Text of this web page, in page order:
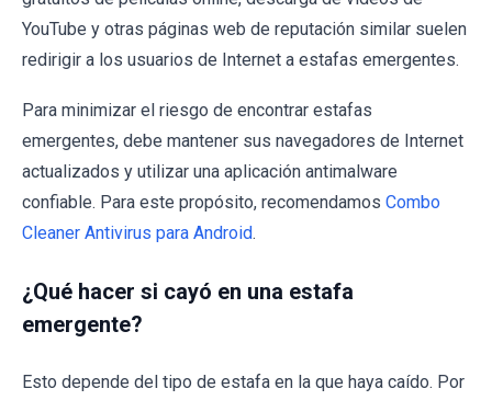
YouTube y otras páginas web de reputación similar suelen
redirigir a los usuarios de Internet a estafas emergentes.
Para minimizar el riesgo de encontrar estafas
emergentes, debe mantener sus navegadores de Internet
actualizados y utilizar una aplicación antimalware
confiable. Para este propósito, recomendamos Combo
Cleaner Antivirus para Android.
¿Qué hacer si cayó en una estafa
emergente?
Esto depende del tipo de estafa en la que haya caído. Por